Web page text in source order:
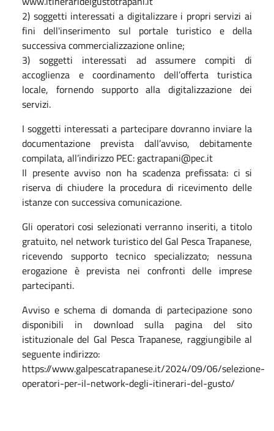
2) soggetti interessati a digitalizzare i propri servizi ai
fini dell'inserimento sul portale turistico e della
successiva commercializzazione online;
3) soggetti interessati ad assumere compiti di
accoglienza e coordinamento dell’offerta turistica
locale, fornendo supporto alla digitalizzazione dei
servizi.
I soggetti interessati a partecipare dovranno inviare la
documentazione prevista dall’avviso, debitamente
compilata, all’indirizzo PEC: gactrapani@pec.it
Il presente avviso non ha scadenza prefissata: ci si
riserva di chiudere la procedura di ricevimento delle
istanze con successiva comunicazione.
Gli operatori cosi selezionati verranno inseriti, a titolo
gratuito, nel network turistico del Gal Pesca Trapanese,
ricevendo supporto tecnico specializzato; nessuna
erogazione è prevista nei confronti delle imprese
partecipanti.
Avviso e schema di domanda di partecipazione sono
disponibili in download sulla pagina del sito
istituzionale del Gal Pesca Trapanese, raggiungibile al
seguente indirizzo:
https://www.galpescatrapanese.it/2024/09/06/selezione-
operatori-per-il-network-degli-itinerari-del-gusto/